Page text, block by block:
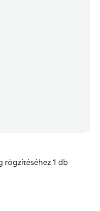
rögzítéséhez 1 db